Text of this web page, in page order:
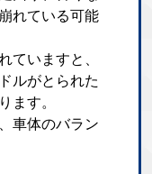
れている可能
ていますと、
ルがとられた
ます。
車体のバラン